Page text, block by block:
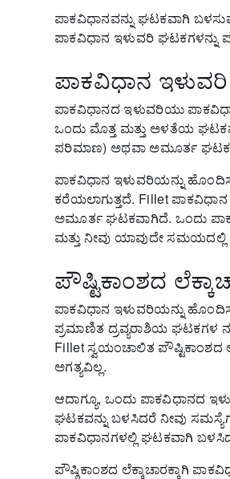
ಪಾಕವಿಧಾನವನ್ನು ಘಟಕವಾಗಿ
ಪಾಕವಿಧಾನ ಇಳುವರಿ ಘಟಕಗಳನ್ನು
ಪಾಕವಿಧಾನ
ಪಾಕವಿಧಾನದ ಇಳುವರಿಯು
ಒಂದು ಮೊತ್ತ ಮತ್ತು ಅಳತೆಯ
ಪರಿಮಾಣ) ಅಥವಾ ಅಮೂರ್ತ
ಪಾಕವಿಧಾನ ಇಳುವರಿಯನ್ನು
ಕರೆಯಲಾಗುತ್ತದೆ. Fillet
ಅಮೂರ್ತ ಘಟಕವಾಗಿದೆ. ಒಂದು
ಮತ್ತು ನೀವು ಯಾವುದೇ ಸಮಯದಲ್ಲಿ
ಪೌಷ್ಟಿಕಾಂಶದ
ಪಾಕವಿಧಾನ ಇಳುವರಿಯನ್ನು
ಪ್ರಮಾಣಿತ ದ್ರವ್ಯರಾಶಿಯ ಘಟಕಗಳ
Fillet ಸ್ವಯಂಚಾಲಿತ ಪೌಷ್ಟಿಕಾಂಶದ
ಅಗತ್ಯವಿಲ್ಲ.
ಆದಾಗ್ಯೂ, ಒಂದು ಪಾಕವಿಧಾನದ
ಘಟಕವನ್ನು ಬಳಸಿದರೆ ನೀವು
ಪಾಕವಿಧಾನಗಳಲ್ಲಿ ಘಟಕವಾಗಿ
ಪೌಷ್ಠಿಕಾಂಶದ ಲೆಕ್ಕಾಚಾರಕ್ಕಾಗಿ